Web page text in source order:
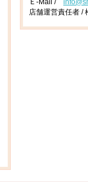
Ｅ-Mail /
店舗運営責任者 /